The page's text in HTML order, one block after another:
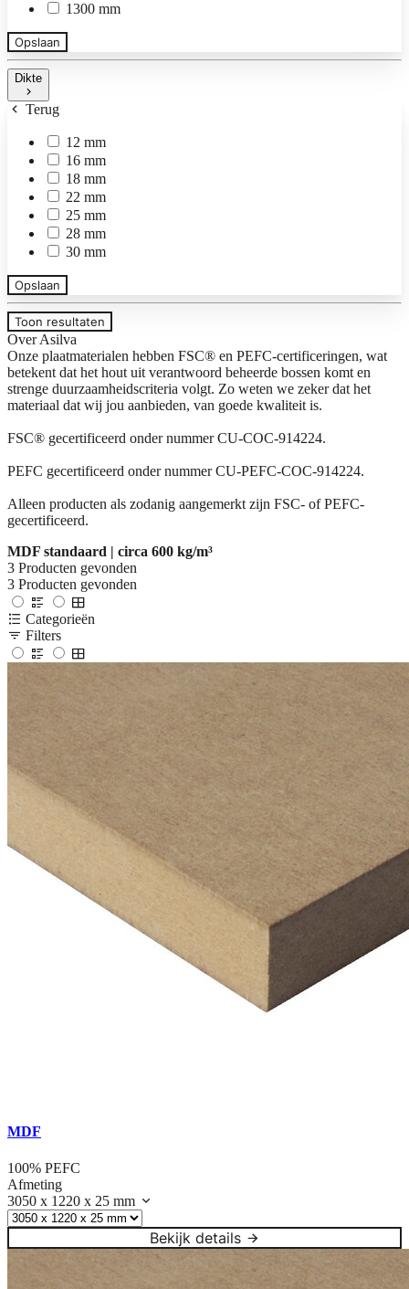
1300 mm
Opslaan
Dikte
Terug
12 mm
16 mm
18 mm
22 mm
25 mm
28 mm
30 mm
Opslaan
Toon resultaten
Over Asilva
Onze plaatmaterialen hebben FSC® en PEFC-certificeringen, wat
betekent dat het hout uit verantwoord beheerde bossen komt en
strenge duurzaamheidscriteria volgt. Zo weten we zeker dat het
materiaal dat wij jou aanbieden, van goede kwaliteit is.
FSC® gecertificeerd onder nummer CU-COC-914224.
PEFC gecertificeerd onder nummer CU-PEFC-COC-914224.
Alleen producten als zodanig aangemerkt zijn FSC- of PEFC-
gecertificeerd.
MDF standaard | circa 600 kg/m³
3 Producten gevonden
3 Producten gevonden
Categorieën
Filters
MDF
100% PEFC
Afmeting
3050 x 1220 x 25 mm
Bekijk details